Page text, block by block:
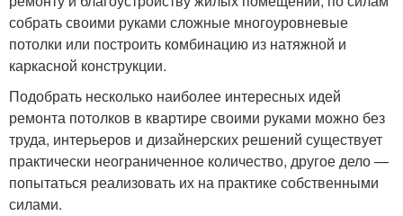
собрать своими руками сложные многоуровневые
потолки или построить комбинацию из натяжной и
каркасной конструкции.
Подобрать несколько наиболее интересных идей
ремонта потолков в квартире своими руками можно без
труда, интерьеров и дизайнерских решений существует
практически неограниченное количество, другое дело —
попытаться реализовать их на практике собственными
силами.